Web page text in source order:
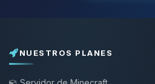
NUESTROS PLANES